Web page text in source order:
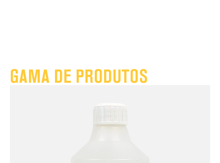
GAMA DE PRODUTOS